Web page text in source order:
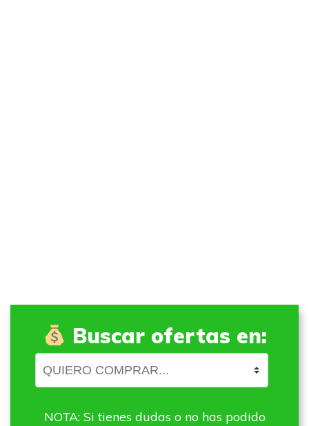
Buscar ofertas en:
NOTA: Si tienes dudas o no has podido